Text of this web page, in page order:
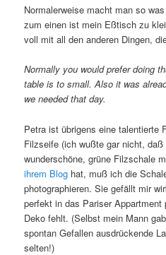
Normalerweise macht man so
zum einen ist mein Eßtisch zu
voll mit all den anderen Dingen,
Normally you would prefer doing
table is to small. Also it was
we needed that day.
Petra ist übrigens eine talentierte
Filzseife (ich wußte gar nicht,
wunderschöne, grüne Filzschale
ihrem Blog hat, muß ich die
photographieren. Sie gefällt mir
perfekt in das Pariser
Deko fehlt. (Selbst mein Mann
spontan Gefallen ausdrückende
selten!)